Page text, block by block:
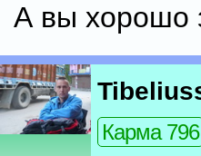
А вы хорошо
Карма 796